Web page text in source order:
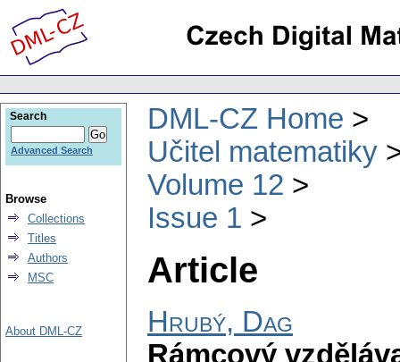
DML-CZ Home
Učitel matematiky
Volume 12
Issue 1
Article
Hrubý, Dag
Rámcový
Search
Advanced Search
Browse
Collections
Titles
Authors
MSC
About DML-CZ